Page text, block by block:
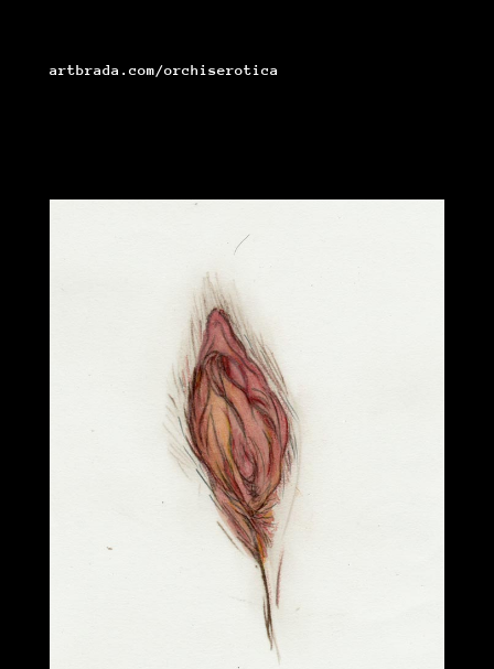
artbrada.com/orchiserotica